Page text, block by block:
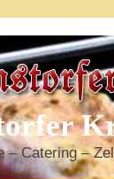
– Catering –